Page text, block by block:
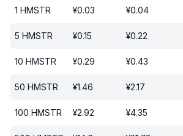
1 HMSTR ¥0.03 ¥0.04
5 HMSTR ¥0.15 ¥0.22
10 HMSTR ¥0.29 ¥0.43
50 HMSTR ¥1.46 ¥2.17
100 HMSTR ¥2.92 ¥4.35